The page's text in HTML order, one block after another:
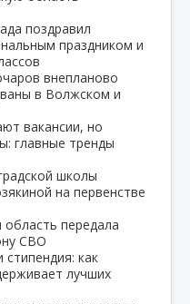
поздравил
праздником и
внепланово
в Волжском и
вакансии, но
главные тренды
школы
на первенстве
область передала
СВО
как
лучших